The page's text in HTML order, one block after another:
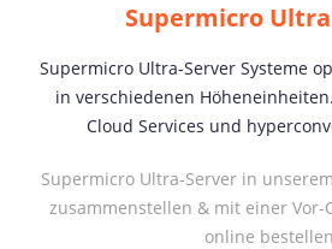
Supermicro
Supermicro Ultra-Server Systeme
in verschiedenen
Cloud Services und
Supermicro Ultra-Server in
zusammenstellen & mit einer Vor-
online bestellen